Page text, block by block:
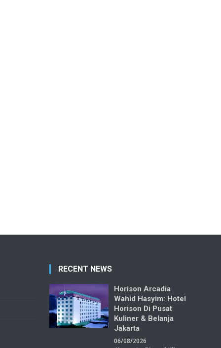
RECENT NEWS
Horison Arcadia
Wahid Hasyim: Hotel
Horison Di Pusat
Kuliner & Belanja
Jakarta
06/08/2026